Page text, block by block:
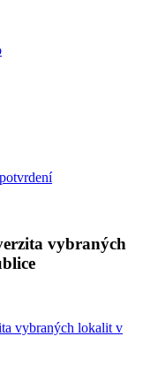
vybraných
vybraných lokalit v